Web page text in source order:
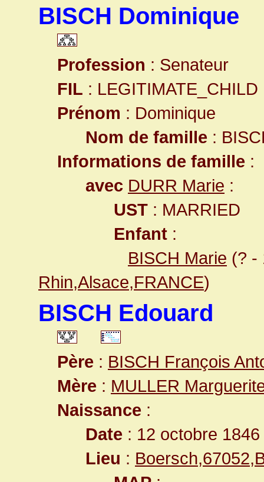
BISCH Dominique
Profession : Senateur
FIL : LEGITIMATE_CHILD
Prénom : Dominique
Nom de famille :
Informations de famille :
avec DURR Marie :
UST : MARRIED
Enfant :
BISCH Marie (? -
Rhin,Alsace,FRANCE)
BISCH Edouard
Père : BISCH François
Mère : MULLER
Naissance :
Date : 12 octobre 1846
Lieu :